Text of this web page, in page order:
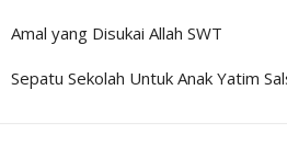
Amal yang Disukai Allah SWT
Sepatu Sekolah Untuk Anak Yatim